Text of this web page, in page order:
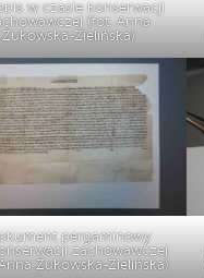
w czasie konserwacji
(fot. Anna
Żukowska-Zielińska)
pergaminowy
zachowawczej
Żukowska-Zielińska)